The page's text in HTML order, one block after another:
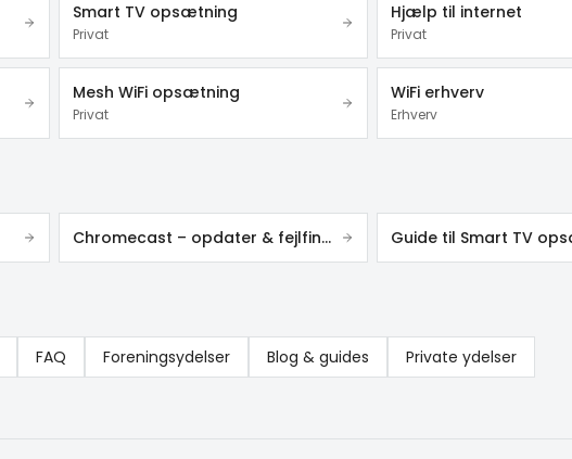
Smart TV opsætning
Privat
Hjælp til internet
Privat
Mesh WiFi opsætning
Privat
WiFi erhverv
Erhverv
Chromecast – opdater & fejlfinding Guide til Smart TV
FAQ Foreningsydelser Blog & guides Private ydelser